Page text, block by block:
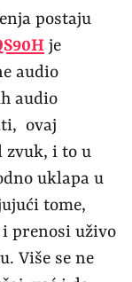
postaju
je
audio
audio
ovaj
zvuk, i to u
uklapa u
tome,
prenosi uživo
Više se ne